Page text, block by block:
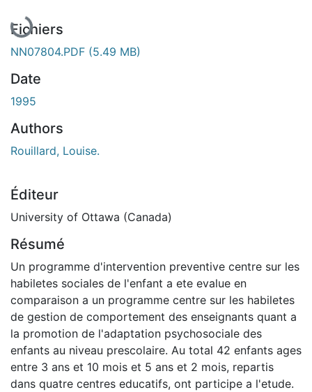
En cours de chargement...
Fichiers
NN07804.PDF (5.49 MB)
Date
1995
Authors
Rouillard, Louise.
Éditeur
University of Ottawa (Canada)
Résumé
Un programme d'intervention preventive centre sur les
habiletes sociales de l'enfant a ete evalue en
comparaison a un programme centre sur les habiletes
de gestion de comportement des enseignants quant a
la promotion de l'adaptation psychosociale des
enfants au niveau prescolaire. Au total 42 enfants ages
entre 3 ans et 10 mois et 5 ans et 2 mois, repartis
dans quatre centres educatifs, ont participe a l'etude.